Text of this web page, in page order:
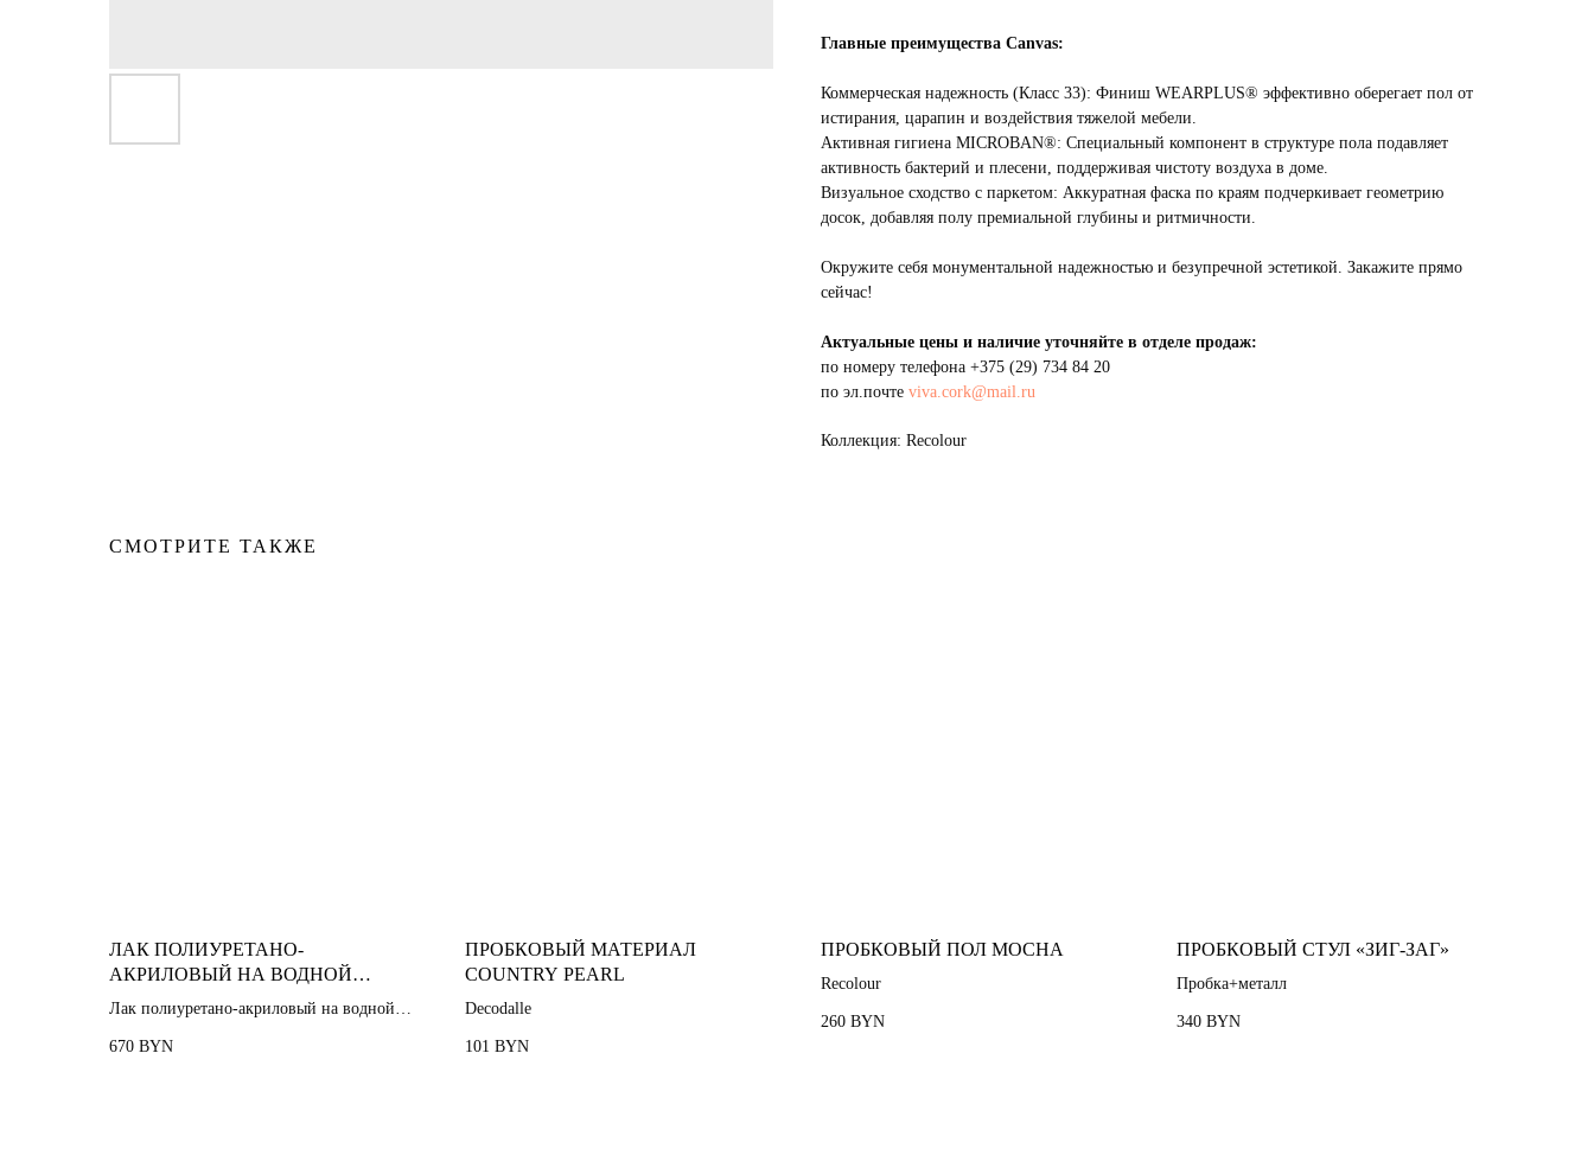
Главные преимущества Canvas:
Коммерческая надежность (Класс 33): Финиш WEARPLUS® эффективно оберегает пол от
истирания, царапин и воздействия тяжелой мебели.
Активная гигиена MICROBAN®: Специальный компонент в структуре пола подавляет
активность бактерий и плесени, поддерживая чистоту воздуха в доме.
Визуальное сходство с паркетом: Аккуратная фаска по краям подчеркивает геометрию
досок, добавляя полу премиальной глубины и ритмичности.
Окружите себя монументальной надежностью и безупречной эстетикой. Закажите прямо
сейчас!
Актуальные цены и наличие уточняйте в отделе продаж:
по номеру телефона +375 (29) 734 84 20
по эл.почте viva.cork@mail.ru
Коллекция: Recolour
СМОТРИТЕ ТАКЖЕ
ЛАК ПОЛИУРЕТАНО-
АКРИЛОВЫЙ НА ВОДНОЙ
ОСНОВЕ COMFORT K2
Лак полиуретано-акриловый на водной
670 BYN
ПРОБКОВЫЙ МАТЕРИАЛ
COUNTRY PEARL
Decodalle
101 BYN
ПРОБКОВЫЙ ПОЛ MOCHA
Recolour
260 BYN
ПРОБКОВЫЙ СТУЛ «ЗИГ-ЗАГ»
Пробка+металл
340 BYN
Пробковый пол